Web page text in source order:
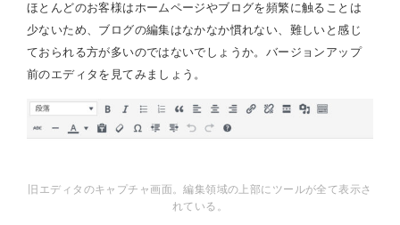
ほとんどのお客様はホームページやブログを頻繁に触ることは
少ないため、ブログの編集はなかなか慣れない、難しいと感じ
ておられる方が多いのではないでしょうか。バージョンアップ
前のエディタを見てみましょう。
旧エディタのキャプチャ画面。編集領域の上部にツールが全て表示さ
れている。